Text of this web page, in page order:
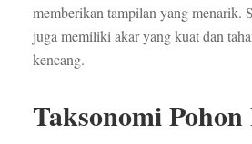
memberikan tampilan yang menarik.
juga memiliki akar yang kuat dan
kencang.
Taksonomi